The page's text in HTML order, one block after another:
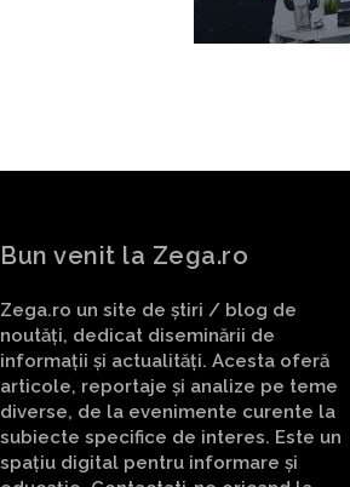
Bun venit la Zega.ro
Zega.ro un site de știri / blog de
noutăți, dedicat diseminării de
informații și actualități. Acesta oferă
articole, reportaje și analize pe teme
diverse, de la evenimente curente la
subiecte specifice de interes. Este un
spațiu digital pentru informare și